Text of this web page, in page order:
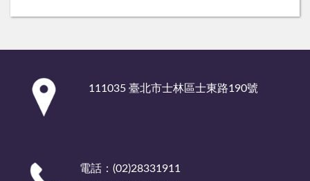
111035 臺北市士林區士東路190號
電話：(02)28331911